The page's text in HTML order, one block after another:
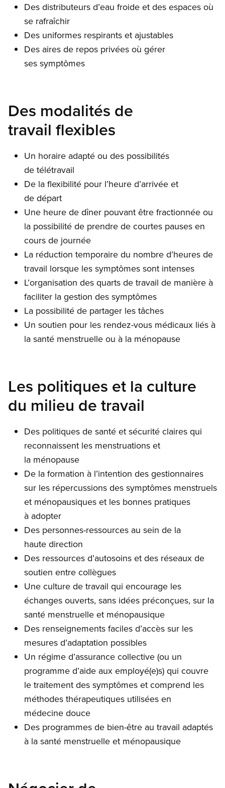
Des distributeurs d’eau froide et des espaces où
se rafraîchir
Des uniformes respirants et ajustables
Des aires de repos privées où gérer
ses symptômes
Des modalités de
travail flexibles
Un horaire adapté ou des possibilités
de télétravail
De la flexibilité pour l’heure d’arrivée et
de départ
Une heure de dîner pouvant être fractionnée ou
la possibilité de prendre de courtes pauses en
cours de journée
La réduction temporaire du nombre d’heures de
travail lorsque les symptômes sont intenses
L’organisation des quarts de travail de manière à
faciliter la gestion des symptômes
La possibilité de partager les tâches
Un soutien pour les rendez-vous médicaux liés à
la santé menstruelle ou à la ménopause
Les politiques et la culture
du milieu de travail
Des politiques de santé et sécurité claires qui
reconnaissent les menstruations et
la ménopause
De la formation à l’intention des gestionnaires
sur les répercussions des symptômes menstruels
et ménopausiques et les bonnes pratiques
à adopter
Des personnes-ressources au sein de la
haute direction
Des ressources d’autosoins et des réseaux de
soutien entre collègues
Une culture de travail qui encourage les
échanges ouverts, sans idées préconçues, sur la
santé menstruelle et ménopausique
Des renseignements faciles d’accès sur les
mesures d’adaptation possibles
Un régime d’assurance collective (ou un
programme d’aide aux employé(e)s) qui couvre
le traitement des symptômes et comprend les
méthodes thérapeutiques utilisées en
médecine douce
Des programmes de bien-être au travail adaptés
à la santé menstruelle et ménopausique